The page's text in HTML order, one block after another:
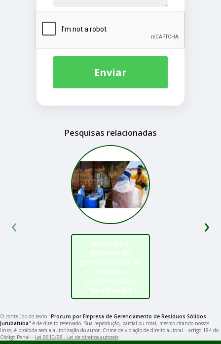
Enviar
Pesquisas relacionadas
procuro por
empresa de
gerenciamento de
resíduos
contaminados
Santo André
‹ ›
O conteúdo do texto "Procuro por Empresa de Gerenciamento de Resíduos Sólidos
Jurubatuba" é de direito reservado. Sua reprodução, parcial ou total, mesmo citando nossos
links, é proibida sem a autorização do autor. Crime de violação de direito autoral – artigo 184 do
Código Penal – Lei 9610/98 - Lei de direitos autorais.